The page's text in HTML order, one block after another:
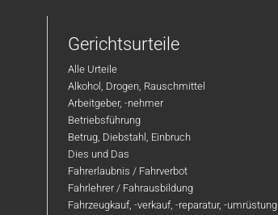
Gerichtsurteile
Alle Urteile
Alkohol, Drogen, Rauschmittel
Arbeitgeber, -nehmer
Betriebsführung
Betrug, Diebstahl, Einbruch
Dies und Das
Fahrerlaubnis / Fahrverbot
Fahrlehrer / Fahrausbildung
Fahrzeugkauf, -verkauf, -reparatur, -umrüstung